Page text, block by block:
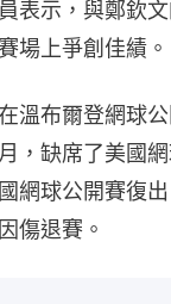
表示，與鄭欽
場上爭創佳績。
溫布爾登網球
，缺席了美國
網球公開賽復
傷退賽。